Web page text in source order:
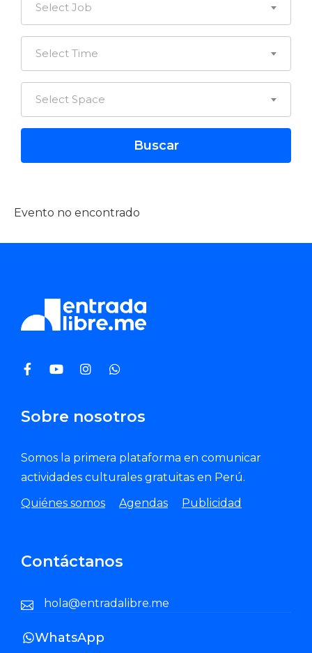
Select Job
Select Time
Select Space
Evento no encontrado
Sobre nosotros
Somos la primera plataforma en comunicar
actividades culturales gratuitas en Perú.
Quiénes somos
Agendas Publicidad
Contáctanos
hola@entradalibre.me
WhatsApp